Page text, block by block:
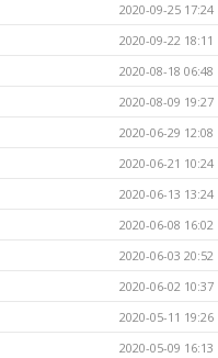
2020-09-25 17:24
2020-09-22 18:11
2020-08-18 06:48
2020-08-09 19:27
2020-06-29 12:08
2020-06-21 10:24
2020-06-13 13:24
2020-06-08 16:02
2020-06-03 20:52
2020-06-02 10:37
2020-05-11 19:26
2020-05-09 16:13